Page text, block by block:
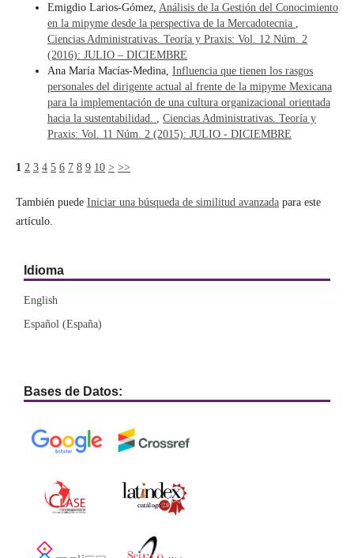
Emigdio Larios-Gómez, Análisis de la Gestión del Conocimiento
en la mipyme desde la perspectiva de la Mercadotecnia
Ciencias Administrativas. Teoría y Praxis: Vol. 12 Núm. 2
(2016): JULIO – DICIEMBRE
Ana María Macías-Medina, Influencia que tienen los rasgos
personales del dirigente actual al frente de la mipyme Mexicana
para la implementación de una cultura organizacional orientada
hacia la sustentabilidad.
Ciencias Administrativas. Teoría y
Praxis: Vol. 11 Núm. 2 (2015): JULIO - DICIEMBRE
1 2 3 4 5 6 7 8 9 10 > >>
También puede Iniciar una búsqueda de similitud avanzadapara este
artículo.
Idioma
English
Español (España)
Bases de Datos: